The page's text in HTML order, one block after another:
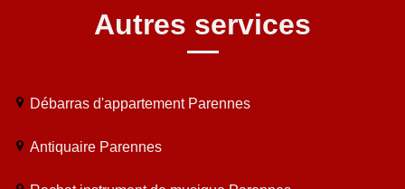
Autres services
Débarras d'appartement Parennes
Antiquaire Parennes